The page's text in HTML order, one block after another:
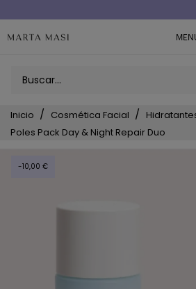
Inicio Cosmética Facial
Poles Pack Day & Night Repair Duo
-10,00 €